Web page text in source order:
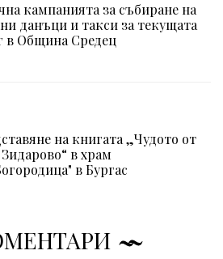
кампанията за събиране на
данъци и такси за текущата
в Община Средец
на книгата „Чудото от
в храм
в Бургас